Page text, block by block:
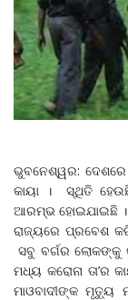
ଭୁବନେଶ୍ୱର:
କାୟା । ସ୍ଥିତି
ଆରମ୍ଭ ହୋଇଯାଇଛି
ରାଜ୍ୟରେ ପ୍ରବେଶ
ସବୁ ବର୍ଗର ଲୋକଙ୍କୁ
ମଧ୍ୟ କରୋନା ତା’ର
ମାଓବାଦୀଙ୍କ ମୃତୁ୍ୟ